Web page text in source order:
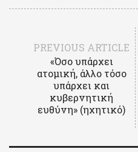
PREVIOUS ARTICLE
«Όσο υπάρχει
ατομική, άλλο τόσο
υπάρχει και
κυβερνητική
ευθύνη» (ηχητικό)